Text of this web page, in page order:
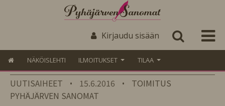
Kirjaudu sisään
NÄKÖISLEHTI ILMOITUKSET TILAA
UUTISAIHEET • 15.6.2016 •
TOIMITUS
PYHÄJÄRVEN SANOMAT